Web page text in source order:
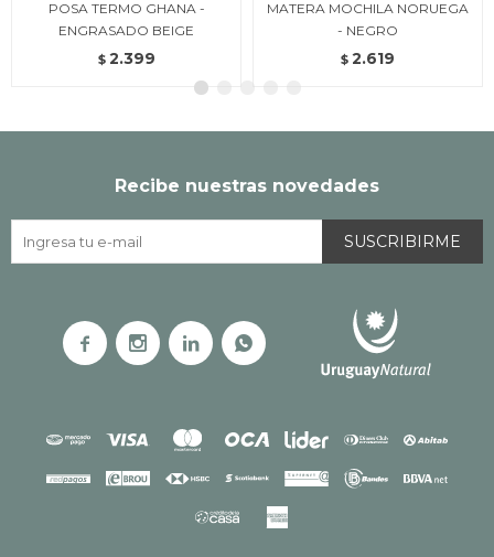
POSA TERMO GHANA -
ENGRASADO BEIGE
$ 2.399
MATERA MOCHILA NORUEGA
- NEGRO
$ 2.619
Recibe nuestras novedades
SUSCRIBIRME
   